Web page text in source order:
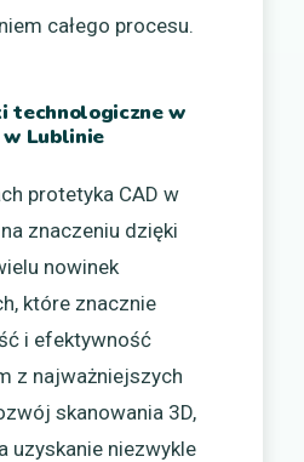
całego procesu.
technologiczne w
Lublinie
protetyka CAD w
znaczeniu dzięki
nowinek
które znacznie
i efektywność
z najważniejszych
skanowania 3D,
uzyskanie niezwykle